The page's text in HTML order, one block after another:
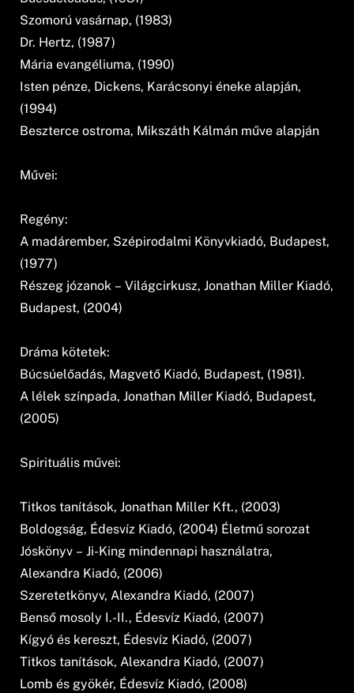
Szomorú vasárnap, (1983)
Dr. Hertz, (1987)
Mária evangéliuma, (1990)
Isten pénze, Dickens, Karácsonyi éneke alapján,
(1994)
Beszterce ostroma, Mikszáth Kálmán műve alapján
Művei:
Regény:
A madárember, Szépirodalmi Könyvkiadó, Budapest,
(1977)
Részeg józanok – Világcirkusz, Jonathan Miller Kiadó,
Budapest, (2004)
Dráma kötetek:
Búcsúelőadás, Magvető Kiadó, Budapest, (1981).
A lélek színpada, Jonathan Miller Kiadó, Budapest,
(2005)
Spirituális művei:
Titkos tanítások, Jonathan Miller Kft., (2003)
Boldogság, Édesvíz Kiadó, (2004) Életmű sorozat
Jóskönyv – Ji-King mindennapi használatra,
Alexandra Kiadó, (2006)
Szeretetkönyv, Alexandra Kiadó, (2007)
Benső mosoly I.-II., Édesvíz Kiadó, (2007)
Kígyó és kereszt, Édesvíz Kiadó, (2007)
Titkos tanítások, Alexandra Kiadó, (2007)
Lomb és gyökér, Édesvíz Kiadó, (2008)